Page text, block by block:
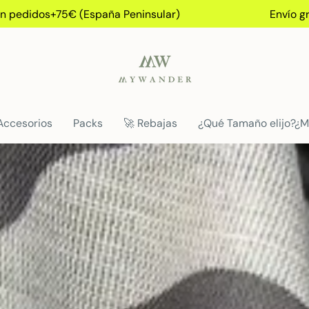
(España Peninsular) Envío gratis en
Packs 🚀 Rebajas ¿Qué Tamaño